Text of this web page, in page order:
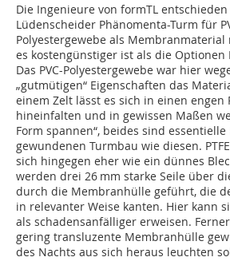
Die Ingenieure von formTL
Lüdenscheider Phänomenta-Turm für
Polyestergewebe als
es kostengünstiger ist als die Optionen
Das PVC-Polyestergewebe war hier
„gutmütigen“ Eigenschaften das
einem Zelt lässt es sich in einen engen
hineinfalten und in gewissen Maßen
Form spannen“, beides sind
gewundenen Turmbau wie diesen.
sich hingegen eher wie ein dünnes
werden drei 26 mm starke Seile über
durch die Membranhülle geführt, die
in relevanter Weise kanten. Hier kann
als schadensanfälliger erweisen.
gering transluzente Membranhülle
des Nachts aus sich heraus leuchten